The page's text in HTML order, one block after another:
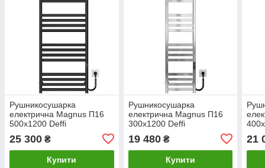
Рушникосушарка
електрична Magnus П16
500х1200 Deffi
(Чорний, JD04, Праве
підключення)
25 300 ₴
Купити
Рушникосушарка
електрична Magnus П16
300х1200 Deffi
нержавіюча сталь (Хром,
JD04, Праве підключення)
19 480₴
Купити
21